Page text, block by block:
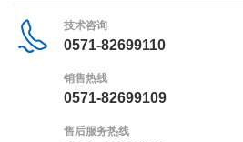
技术咨询
0571-82699110
销售热线
0571-82699109
售后服务热线